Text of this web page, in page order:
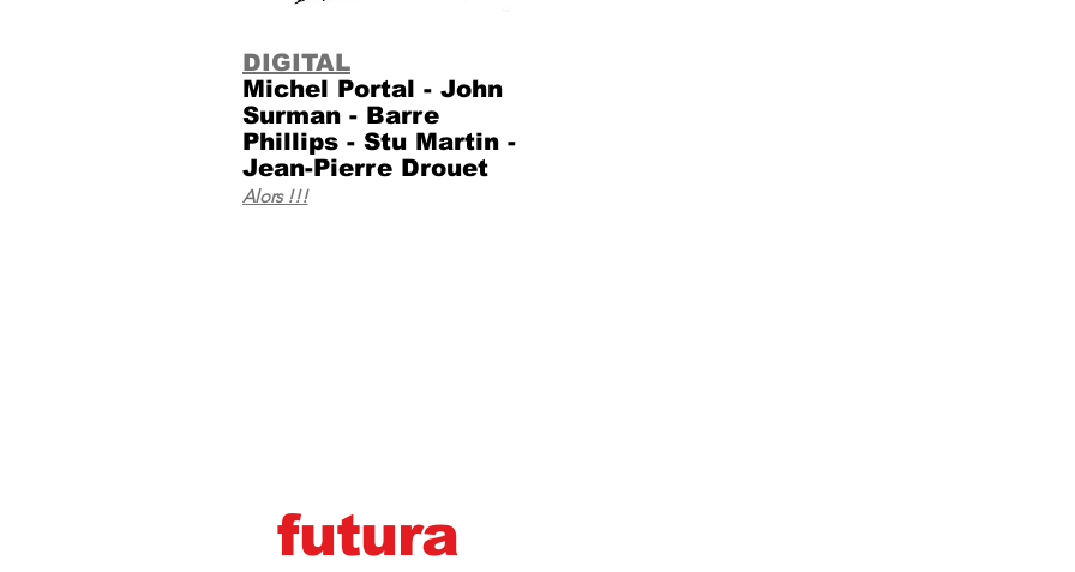
DIGITAL
Michel Portal - John
Surman - Barre
Phillips - Stu Martin -
Jean-Pierre Drouet
Alors !​!​!
futura